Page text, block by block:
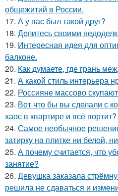
общежитий в России.
17. А у вас был такой друг?
18. Делитесь своими
19. Интересная идея для
балконе.
20. Как думаете, где грань
21. А какой стиль интерьера
22. Россияне массово
23. Вот что бы вы сделали с
хаос в квартире и всё портит?
24. Самое необычное
затирку на плитке ни белой,
25. А почему считается, что
занятие?
26. Девушка заказала
решила не сдаваться и